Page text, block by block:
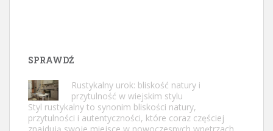
SPRAWDŹ
Rustykalny urok: bliskość natury i
przytulność w wiejskim stylu
Styl rustykalny to synonim bliskości natury,
przytulności i autentyczności, które coraz częściej